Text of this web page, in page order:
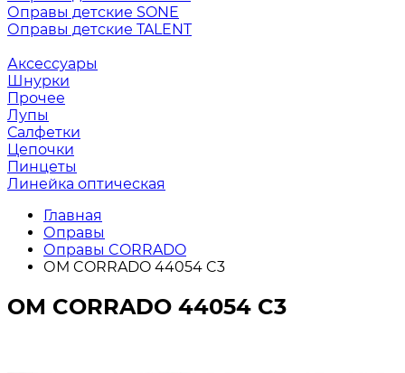
Оправы детские SONE
Оправы детские TALENT
Аксессуары
Шнурки
Прочее
Лупы
Салфетки
Цепочки
Пинцеты
Линейка оптическая
Главная
Оправы
Оправы CORRADO
ОМ CORRADO 44054 C3
ОМ CORRADO 44054 C3